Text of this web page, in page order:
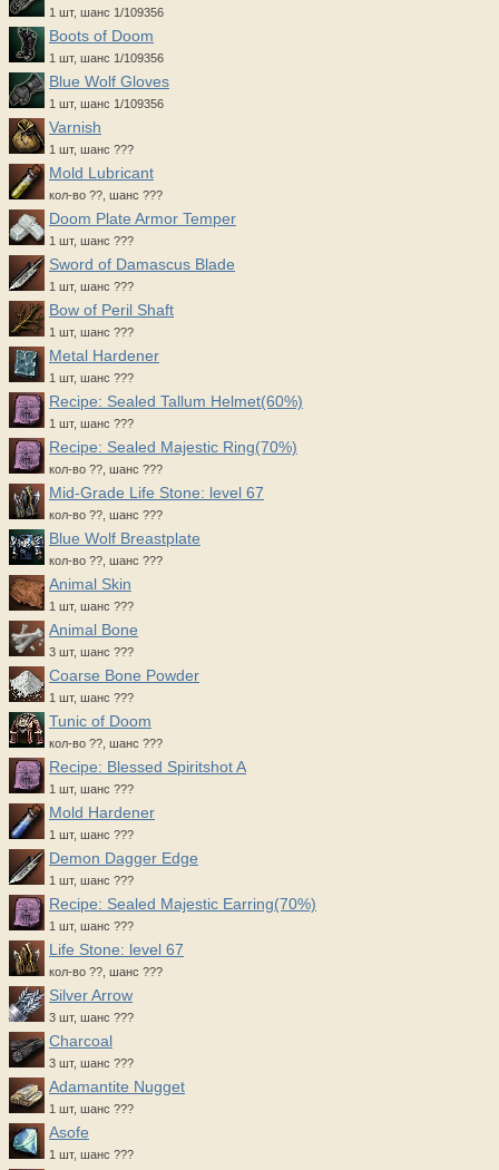
1 шт, шанс 1/109356
Boots of Doom
1 шт, шанс 1/109356
Blue Wolf Gloves
1 шт, шанс 1/109356
Varnish
1 шт, шанс ???
Mold Lubricant
кол-во ??, шанс ???
Doom Plate Armor Temper
1 шт, шанс ???
Sword of Damascus Blade
1 шт, шанс ???
Bow of Peril Shaft
1 шт, шанс ???
Metal Hardener
1 шт, шанс ???
Recipe: Sealed Tallum Helmet(60%)
1 шт, шанс ???
Recipe: Sealed Majestic Ring(70%)
кол-во ??, шанс ???
Mid-Grade Life Stone: level 67
кол-во ??, шанс ???
Blue Wolf Breastplate
кол-во ??, шанс ???
Animal Skin
1 шт, шанс ???
Animal Bone
3 шт, шанс ???
Coarse Bone Powder
1 шт, шанс ???
Tunic of Doom
кол-во ??, шанс ???
Recipe: Blessed Spiritshot A
1 шт, шанс ???
Mold Hardener
1 шт, шанс ???
Demon Dagger Edge
1 шт, шанс ???
Recipe: Sealed Majestic Earring(70%)
1 шт, шанс ???
Life Stone: level 67
кол-во ??, шанс ???
Silver Arrow
3 шт, шанс ???
Charcoal
3 шт, шанс ???
Adamantite Nugget
1 шт, шанс ???
Asofe
1 шт, шанс ???